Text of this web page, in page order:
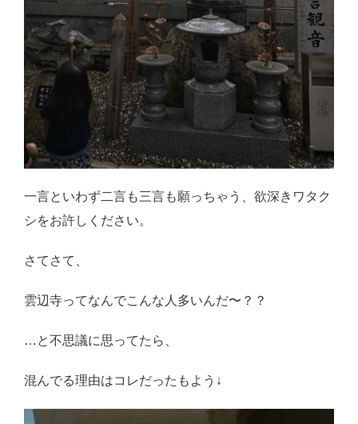
一言といわず二言も三言も願っちゃう、欲深きワタク
シをお許しください。
さてさて、
雲辺寺ってなんでこんな人多いんだ〜？？
…と不思議に思ってたら、
混んでる理由はコレだったもよう↓